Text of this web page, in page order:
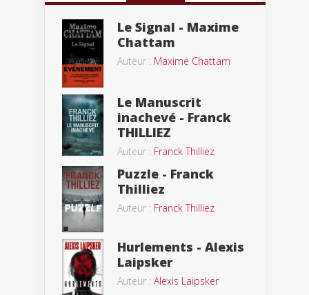
Le Signal - Maxime
Chattam
Auteur : Maxime Chattam
Le Manuscrit
inachevé - Franck
THILLIEZ
Auteur : Franck Thilliez
Puzzle - Franck
Thilliez
Auteur : Franck Thilliez
Hurlements - Alexis
Laipsker
Auteur : Alexis Laipsker